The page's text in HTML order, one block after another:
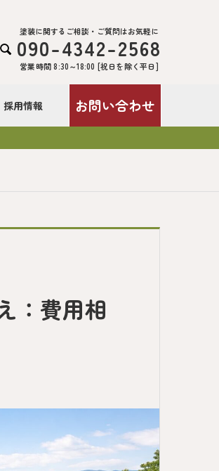

塗装に関するご相談・ご質問はお気軽に
090-4342-2568
営業時間 8:30～18:00 [祝日を除く平日]
採用情報 お問い合わせ
：費用相